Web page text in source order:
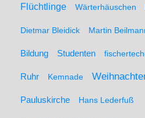
Flüchtlinge Wärterhäuschen
Dietmar Bleidick Martin
Bildung Studenten
Ruhr Kemnade
Pauluskirche Hans Lederfuß